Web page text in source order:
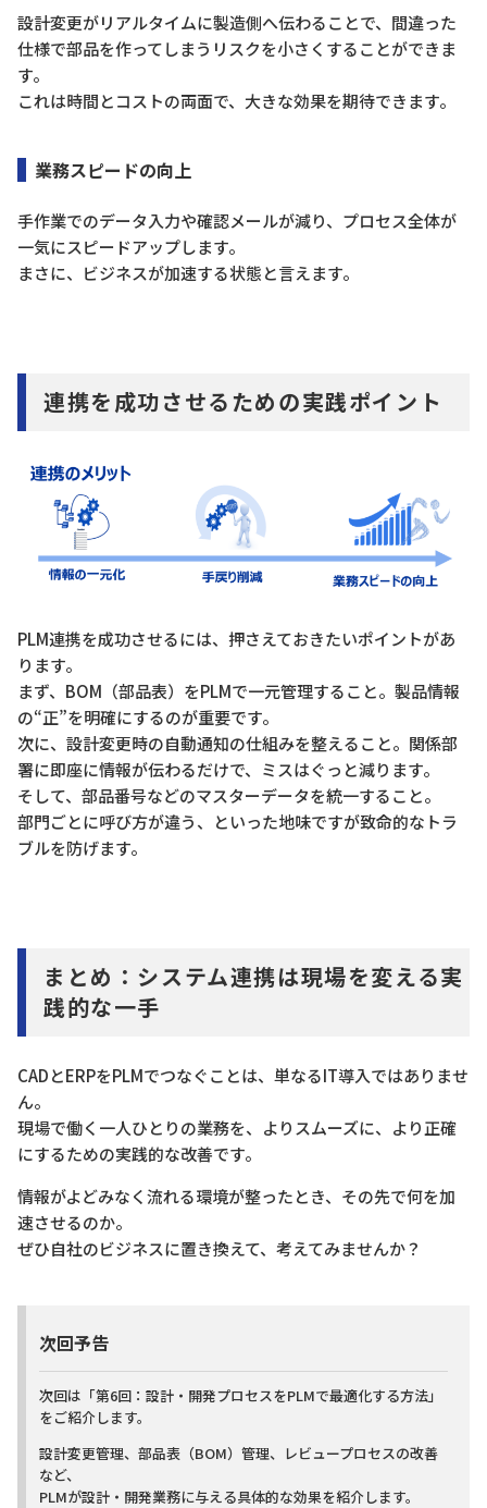
設計変更がリアルタイムに製造側へ伝わることで、間違った
仕様で部品を作ってしまうリスクを小さくすることができま
す。
これは時間とコストの両面で、大きな効果を期待できます。
業務スピードの向上
手作業でのデータ入力や確認メールが減り、プロセス全体が
一気にスピードアップします。
まさに、ビジネスが加速する状態と言えます。
連携を成功させるための実践ポイント
PLM連携を成功させるには、押さえておきたいポイントがあ
ります。
まず、BOM（部品表）をPLMで一元管理すること。製品情報
の“正”を明確にするのが重要です。
次に、設計変更時の自動通知の仕組みを整えること。関係部
署に即座に情報が伝わるだけで、ミスはぐっと減ります。
そして、部品番号などのマスターデータを統一すること。
部門ごとに呼び方が違う、といった地味ですが致命的なトラ
ブルを防げます。
まとめ：システム連携は現場を変える実
践的な一手
CADとERPをPLMでつなぐことは、単なるIT導入ではありませ
ん。
現場で働く一人ひとりの業務を、よりスムーズに、より正確
にするための実践的な改善です。
情報がよどみなく流れる環境が整ったとき、その先で何を加
速させるのか。
ぜひ自社のビジネスに置き換えて、考えてみませんか？
次回予告
次回は「​第6回：設計・開発プロセスをPLMで最適化する方法」
をご紹介します。
設計変更管理、部品表（BOM）管理、レビュープロセスの改善
など、
PLMが設計・開発業務に与える具体的な効果を紹介します。